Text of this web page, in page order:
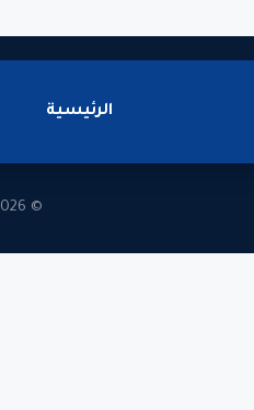
الرئيسية
© 2026 - جميع الحقوق محفوظة لموقع.الساعة برس.